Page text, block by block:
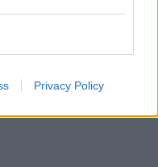
Privacy Policy
siamo molto simili
h come velocità di
ultimo e non